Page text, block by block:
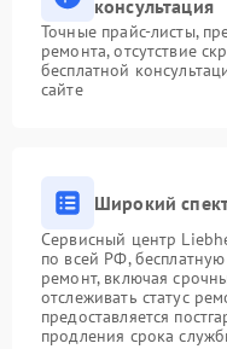
консультация
Точные прайс-листы,
ремонта, отсутствие
бесплатной
сайте
Широкий
Сервисный центр
по всей РФ,
ремонт, включая
отслеживать статус
предоставляется
продления срока